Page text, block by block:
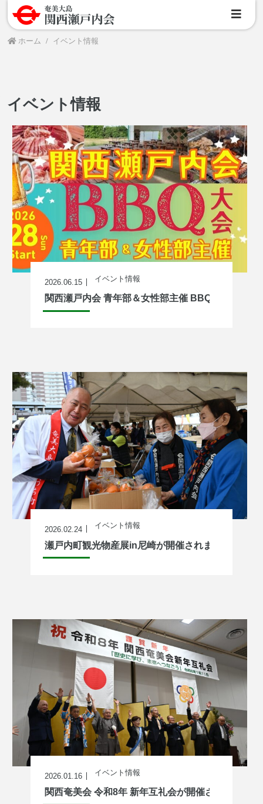
ホーム イベント情報
イベント情報
イベント情報
関西瀬戸内会 青年部＆女性部主催 BBQ開催のお知
2026.06.15
イベント情報
瀬戸内町観光物産展in尼崎が開催されました！
2026.02.24
イベント情報
関西奄美会 令和8年 新年互礼会が開催されました！
2026.01.16